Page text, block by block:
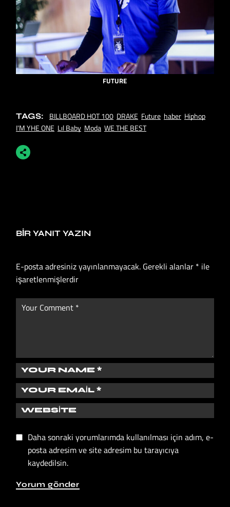
FUTURE
TAGS: BILLBOARD HOT 100 DRAKE Future haber Hiphop
I'M YHE ONE Lıl Baby Moda WE THE BEST
BIR YANIT YAZIN
E-posta adresiniz yayınlanmayacak. Gerekli alanlar * ile
işaretlenmişlerdir
Daha sonraki yorumlarımda kullanılması için adım, e-
posta adresim ve site adresim bu tarayıcıya
kaydedilsin.
Yorum gönder